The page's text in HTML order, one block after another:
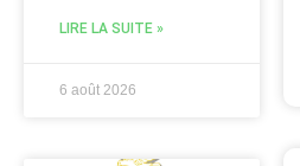
LIRE LA SUITE »
6 août 2026